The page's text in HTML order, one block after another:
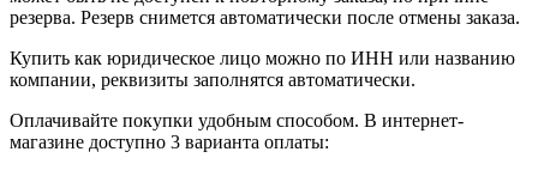
резерва. Резерв снимется автоматически после отмены заказа.
Купить как юридическое лицо можно по ИНН или названию
компании, реквизиты заполнятся автоматически.
Оплачивайте покупки удобным способом. В интернет-
магазине доступно 3 варианта оплаты: